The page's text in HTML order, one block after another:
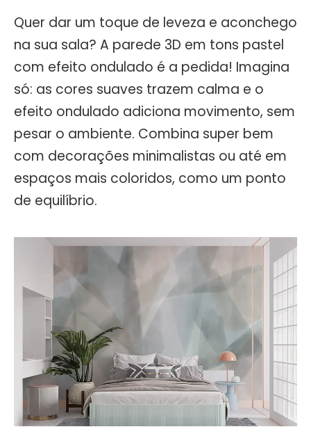
Quer dar um toque de leveza e aconchego
na sua sala? A parede 3D em tons pastel
com efeito ondulado é a pedida! Imagina
só: as cores suaves trazem calma e o
efeito ondulado adiciona movimento, sem
pesar o ambiente. Combina super bem
com decorações minimalistas ou até em
espaços mais coloridos, como um ponto
de equilíbrio.